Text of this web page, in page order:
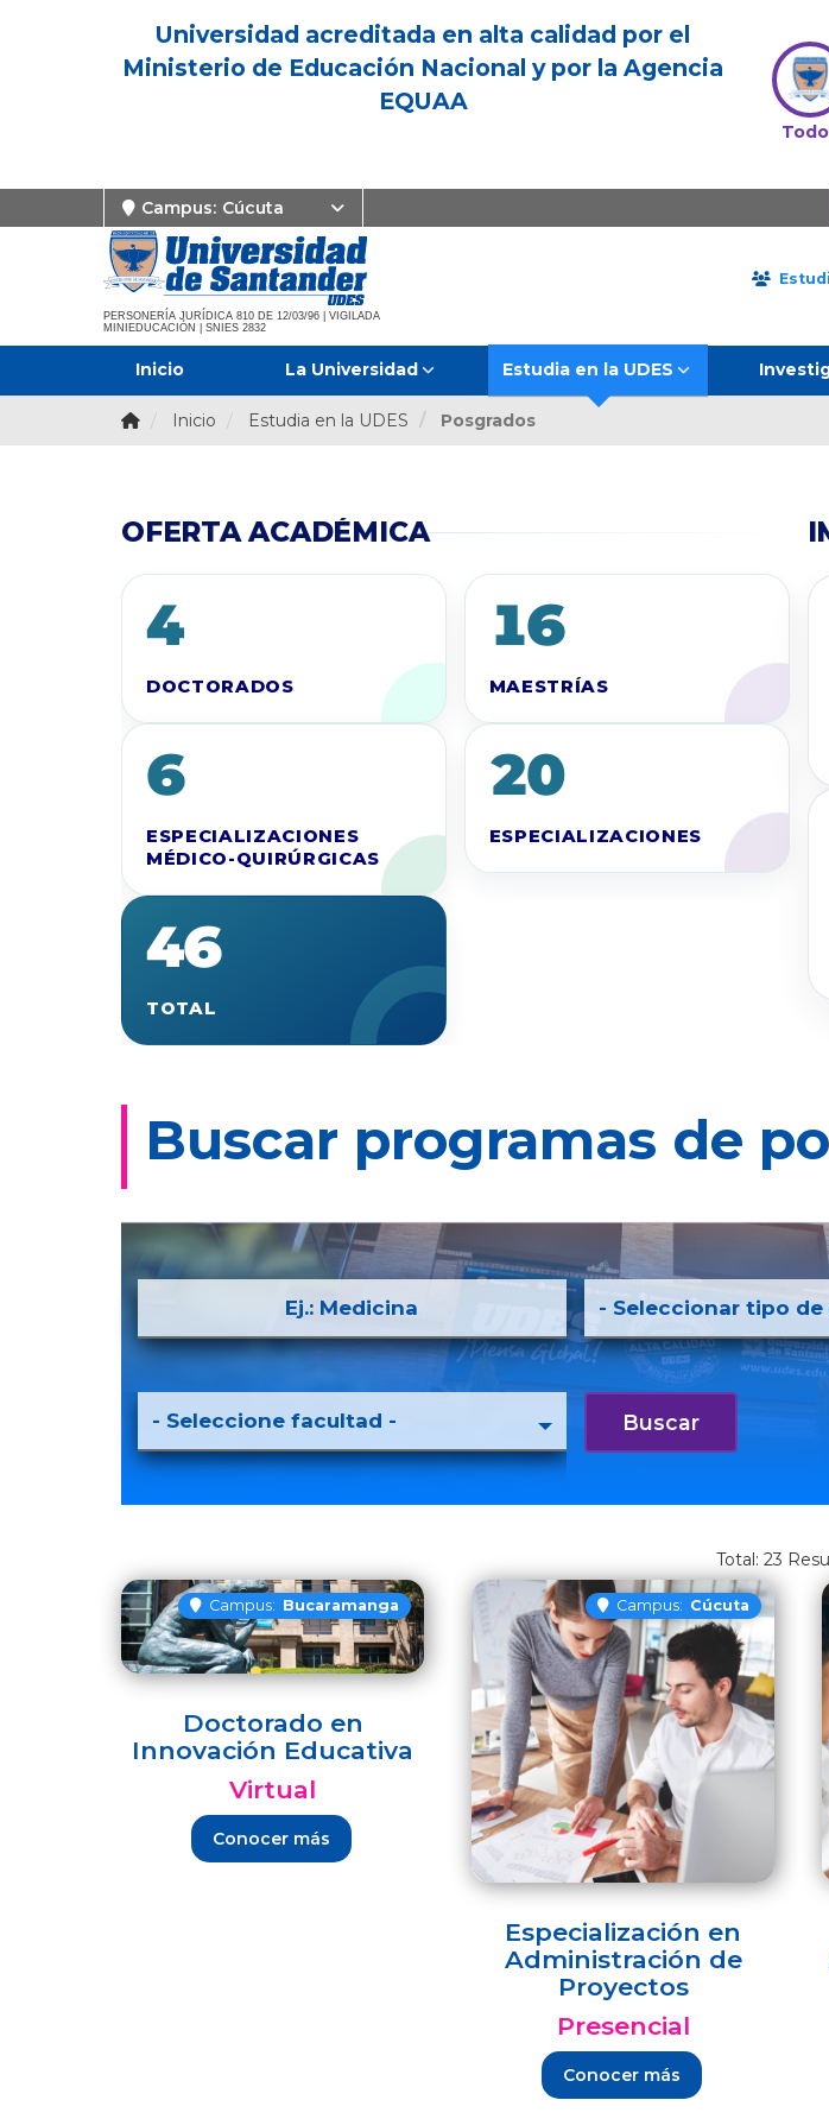
Universidad acreditada en alta calidad por el
Ministerio de Educación Nacional y por la Agencia
EQUAA
Campus: Cúcuta
PERSONERÍA JURÍDICA 810 DE 12/03/96 | VIGILADA
MINIEDUCACIÓN | SNIES 2832
Inicio La Universidad Estudia en la UDES
Inicio Estudia en la UDES Posgrados
OFERTA ACADÉMICA
4
DOCTORADOS
16
MAESTRÍAS
6
ESPECIALIZACIONES
MÉDICO-QUIRÚRGICAS
20
ESPECIALIZACIONES
46
TOTAL
Buscar programas de
23
Campus: Bucaramanga
Doctorado en
Innovación Educativa
Virtual
Conocer más
Campus: Cúcuta
Especialización en
Administración de
Proyectos
Presencial
Conocer más